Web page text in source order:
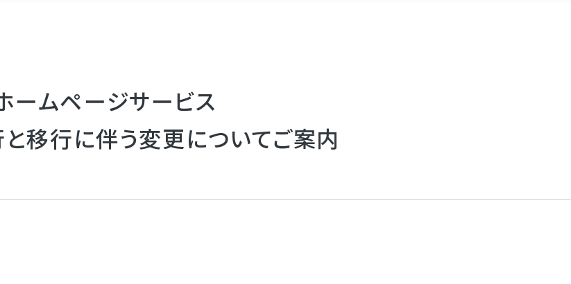
データセンター
導入事例
ス e-mansion アルテリアグループの多様な働き方
中途採用情報
ームページサービス
移行に伴う変更についてご案内